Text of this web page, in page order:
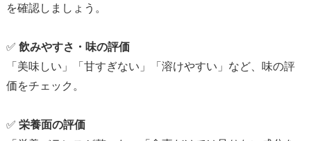
を確認しましょう。
✅ 飲みやすさ・味の評価
「美味しい」「甘すぎない」「溶けやすい」など、味の評
価をチェック。
✅ 栄養面の評価